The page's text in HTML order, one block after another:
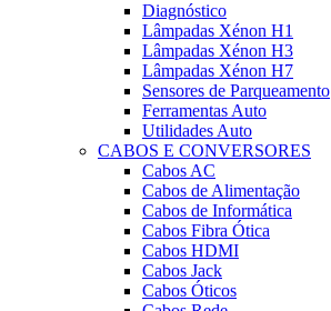
Diagnóstico
Lâmpadas Xénon H1
Lâmpadas Xénon H3
Lâmpadas Xénon H7
Sensores de Parqueamento
Ferramentas Auto
Utilidades Auto
CABOS E CONVERSORES
Cabos AC
Cabos de Alimentação
Cabos de Informática
Cabos Fibra Ótica
Cabos HDMI
Cabos Jack
Cabos Óticos